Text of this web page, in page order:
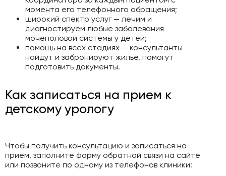
момента его телефонного обращения;
широкий спектр услуг — лечим и
диагностируем любые заболевания
мочеполовой системы у детей;
помощь на всех стадиях — консультанты
найдут и забронируют жилье, помогут
подготовить документы.
Как записаться на прием к
детскому урологу
Чтобы получить консультацию и записаться на
прием, заполните форму обратной связи на сайте
или позвоните по одному из телефонов клиники: